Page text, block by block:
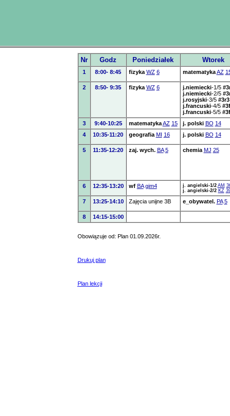
Nr Godz Poniedziałek Wtorek
1 8:00- 8:45 fizyka WZ 6 matematyka AZ
2 8:50- 9:35 fizyka WZ 6 j.niemiecki-1/5
j.niemiecki-2/5
j.rosyjski-3/5 #3r3
j.francuski-4/5
j.francuski-5/5
3
9:40-10:25 matematyka AZ 15 j. polski BO 14
4
10:35-11:20 geografia MI 16 j. polski BO 14
5 11:35-12:20 zaj. wych. BA 5 chemia MJ 25
6 12:35-13:20 wf BA gim4 j. angielski-1/2 AM
j. angielski-2/2 KZ
7 13:25-14:10 Zajęcia unijne 3B e_obywatel. PA 5
8 14:15-15:00
Obowiązuje od: Plan 01.09.2026r.
Drukuj plan
Plan lekcji